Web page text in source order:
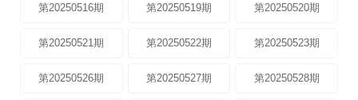
第20250516期 第20250519期 第20250520期
第20250521期 第20250522期 第20250523期
第20250526期 第20250527期 第20250528期